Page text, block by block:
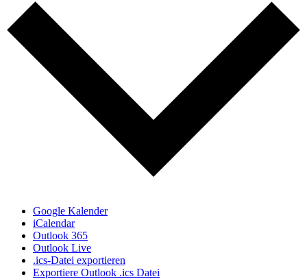
Google Kalender
iCalendar
Outlook 365
Outlook Live
.ics-Datei exportieren
Exportiere Outlook .ics Datei